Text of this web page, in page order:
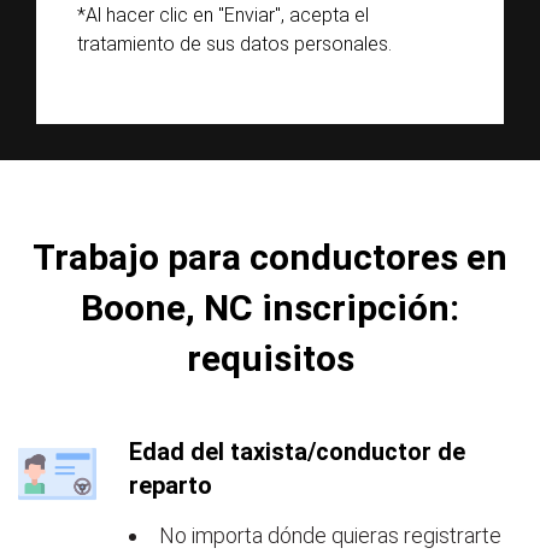
*Al hacer clic en "Enviar", acepta el
tratamiento de sus datos personales.
Trabajo para conductores en
Boone, NC inscripción:
requisitos
Edad del taxista/conductor de
reparto
No importa dónde quieras registrarte